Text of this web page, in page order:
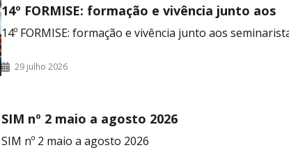
14º FORMISE: formação e vivência junto aos
seminaristas
14º FORMISE: formação e vivência junto aos
29 julho 2026
SIM nº 2 maio a agosto 2026
SIM nº 2 maio a agosto 2026